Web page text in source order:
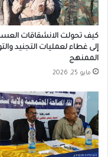
كيف تحولت الانشقاقات
إلى غطاء لعمليات التجنيد
الممنهج
مايو 25, 2026